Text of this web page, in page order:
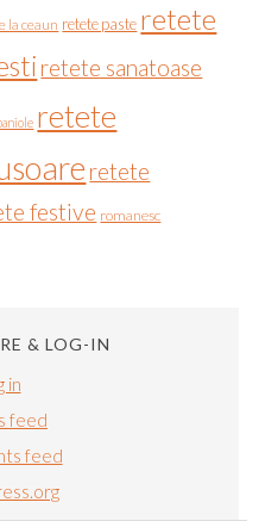
la ceaun retete paste retete
retete sanatoase
retete
retete
festive romanesc
& LOG-IN
in
feed
feed